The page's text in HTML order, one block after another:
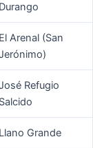
Durango
El Arenal (San
Refugio
Salcido
Llano Grande